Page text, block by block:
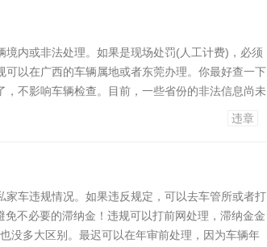
内或非法处理。如果是现场处罚(人工计费)，必须
以在广西的车辆属地或者东莞办理。你最好查一下
不影响车辆检查。目前，一些省份的非法信息尚未
为，但是陕西交警网上查不到，所以一直没有处
违章
车违规情况。如果违反规定，可以去车管所或者打
不必要的滞纳金！违规可以打前网处理，滞纳金金
没多大区别。最迟可以在年审前处理，因为车辆年